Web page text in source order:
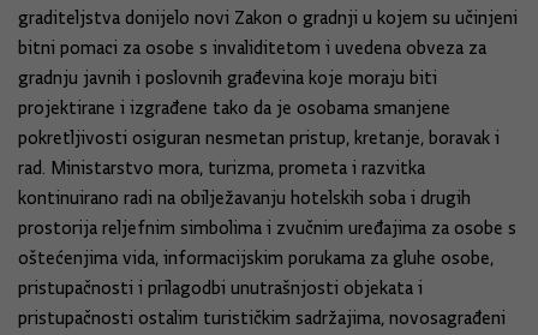
graditeljstva donijelo novi Zakon o gradnji u kojem su učinjeni
bitni pomaci za osobe s invaliditetom i uvedena obveza za
gradnju javnih i poslovnih građevina koje moraju biti
projektirane i izgrađene tako da je osobama smanjene
pokretljivosti osiguran nesmetan pristup, kretanje, boravak i
rad. Ministarstvo mora, turizma, prometa i razvitka
kontinuirano radi na obilježavanju hotelskih soba i drugih
prostorija reljefnim simbolima i zvučnim uređajima za osobe s
oštećenjima vida, informacijskim porukama za gluhe osobe,
pristupačnosti i prilagodbi unutrašnjosti objekata i
pristupačnosti ostalim turističkim sadržajima, novosagrađeni